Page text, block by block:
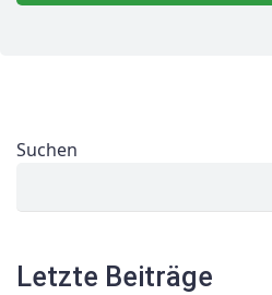
Suchen
Letzte Beiträge